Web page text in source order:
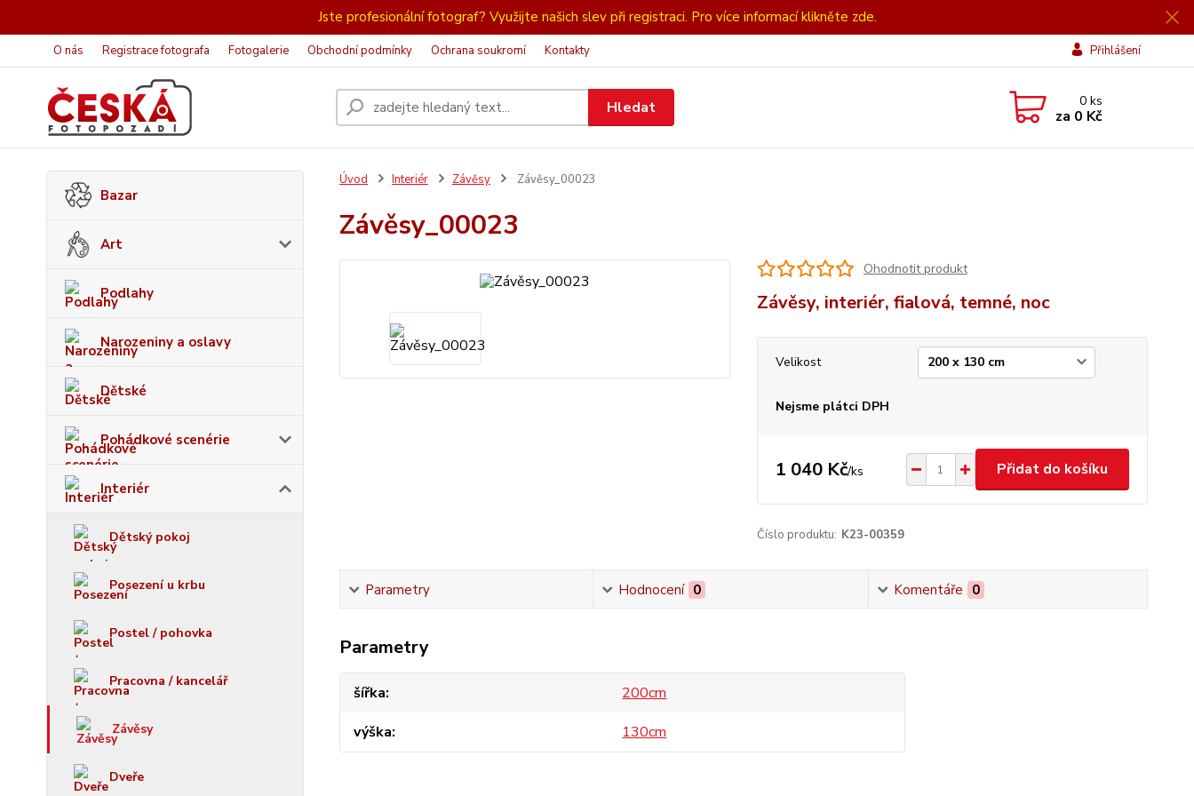
Jste profesionální fotograf? Využijte našich slev při registraci. Pro více informací klikněte zde.
O nás Registrace fotografa Fotogalerie Obchodní podmínky Ochrana soukromí Kontakty Přihlášení
Hledat 0ks
za 0 Kč
Bazar
Art
Podlahy
Narozeniny a oslavy
Dětské
Pohádkové scenérie
Interiér
Dětský pokoj
Posezení u krbu
Postel / pohovka
Pracovna / kancelář
Závěsy
Dveře
Úvod Interiér Závěsy Závěsy_00023
Závěsy_00023
Ohodnotit produkt
Závěsy, interiér, fialová, temné, noc
Velikost
Nejsme plátci DPH
1 040 Kč/ks Přidat do košíku
Číslo produktu: K23-00359
Parametry Hodnocení 0 Komentáře 0
Parametry
šířka
200cm
výška
130cm